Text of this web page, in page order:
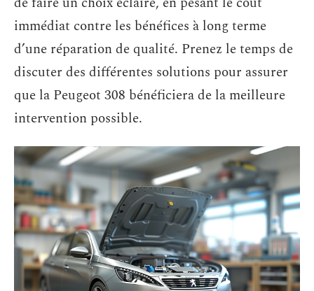
immédiat contre les bénéfices à long terme
d’une réparation de qualité. Prenez le temps de
discuter des différentes solutions pour assurer
que la Peugeot 308 bénéficiera de la meilleure
intervention possible.